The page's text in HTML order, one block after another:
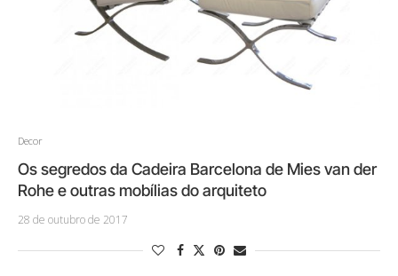
Decor
Os segredos da Cadeira Barcelona de Mies van der
Rohe e outras mobílias do arquiteto
28 de outubro de 2017